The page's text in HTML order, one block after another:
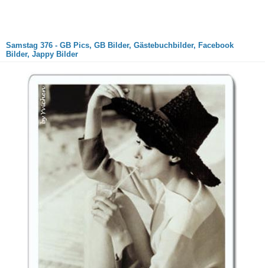
Samstag 376 - GB Pics, GB Bilder, Gästebuchbilder, Facebook
Bilder, Jappy Bilder